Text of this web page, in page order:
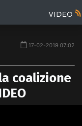
VIDEO
17-02-2019 07:02
coalizione